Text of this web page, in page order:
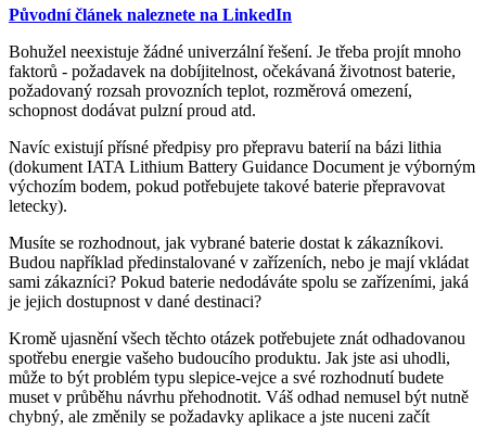
Původní článek naleznete na LinkedIn
Bohužel neexistuje žádné univerzální řešení. Je třeba projít mnoho
faktorů - požadavek na dobíjitelnost, očekávaná životnost baterie,
požadovaný rozsah provozních teplot, rozměrová omezení,
schopnost dodávat pulzní proud atd.
Navíc existují přísné předpisy pro přepravu baterií na bázi lithia
(dokument IATA Lithium Battery Guidance Document je výborným
výchozím bodem, pokud potřebujete takové baterie přepravovat
letecky).
Musíte se rozhodnout, jak vybrané baterie dostat k zákazníkovi.
Budou například předinstalované v zařízeních, nebo je mají vkládat
sami zákazníci? Pokud baterie nedodáváte spolu se zařízeními, jaká
je jejich dostupnost v dané destinaci?
Kromě ujasnění všech těchto otázek potřebujete znát odhadovanou
spotřebu energie vašeho budoucího produktu. Jak jste asi uhodli,
může to být problém typu slepice-vejce a své rozhodnutí budete
muset v průběhu návrhu přehodnotit. Váš odhad nemusel být nutně
chybný, ale změnily se požadavky aplikace a jste nuceni začít